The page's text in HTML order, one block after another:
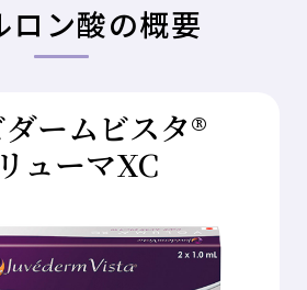
ロン酸の概要
ームビスタ®
ューマXC